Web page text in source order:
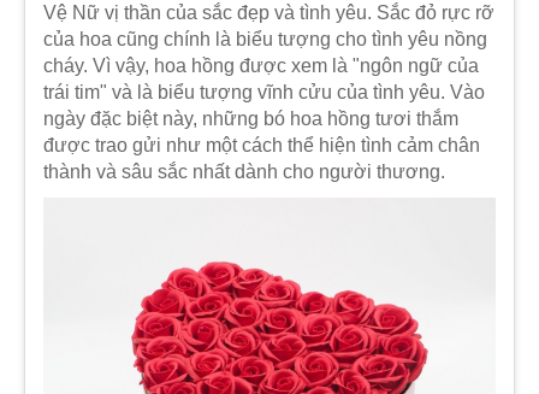
Vệ Nữ vị thần của sắc đẹp và tình yêu. Sắc đỏ rực rỡ
của hoa cũng chính là biểu tượng cho tình yêu nồng
cháy. Vì vậy, hoa hồng được xem là "ngôn ngữ của
trái tim" và là biểu tượng vĩnh cửu của tình yêu. Vào
ngày đặc biệt này, những bó hoa hồng tươi thắm
được trao gửi như một cách thể hiện tình cảm chân
thành và sâu sắc nhất dành cho người thương.